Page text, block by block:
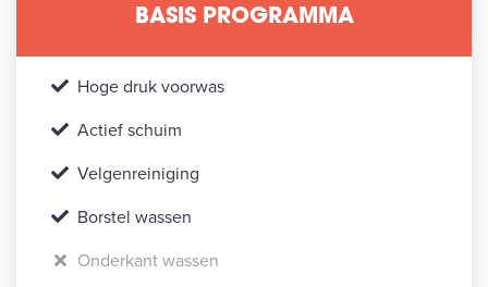
BASIS PROGRAMMA
Hoge druk voorwas
Actief schuim
Velgenreiniging
Borstel wassen
Onderkant wassen